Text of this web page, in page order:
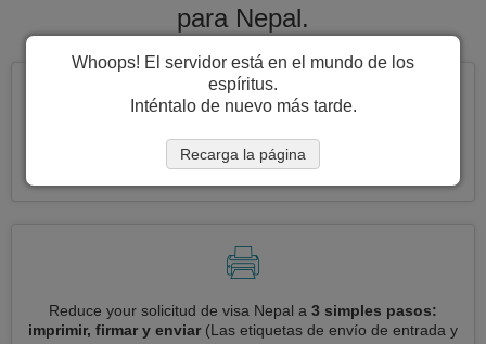
para Nepal.
Solicite varias visas a la vezautomáticamente, sin necesidad
de ingresar información repetitiva
Reduce your solicitud de visa Nepal a 3 simples pasos:
imprimir, firmar y enviar (Las etiquetas de envío de entrada y
Whoops! El servidor está en el mundo de los
espíritus.
Inténtalo de nuevo más tarde.
Recarga la página